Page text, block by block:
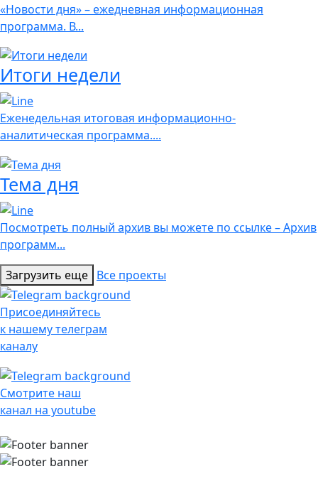
«Новости дня» – ежедневная информационная
программа. В...
Итоги недели
Еженедельная итоговая информационно-
аналитическая программа....
Тема дня
Посмотреть полный архив вы можете по ссылке – Архив
программ...
Загрузить еще Все проекты
Присоединяйтесь
к нашему телеграм
каналу
Смотрите наш
канал на youtube